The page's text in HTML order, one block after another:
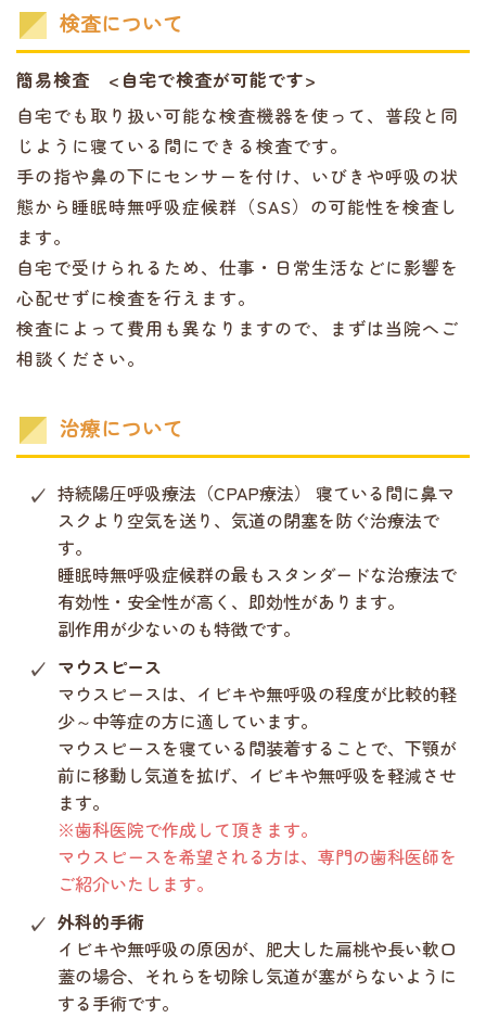
検査について
簡易検査 <自宅で検査が可能です>
自宅でも取り扱い可能な検査機器を使って、普段と同
じように寝ている間にできる検査です。
手の指や鼻の下にセンサーを付け、いびきや呼吸の状
態から睡眠時無呼吸症候群（SAS）の可能性を検査し
ます。
自宅で受けられるため、仕事・日常生活などに影響を
心配せずに検査を行えます。
検査によって費用も異なりますので、まずは当院へご
相談ください。
治療について
持続陽圧呼吸療法（CPAP療法） 寝ている間に鼻マ
スクより空気を送り、気道の閉塞を防ぐ治療法で
す。
睡眠時無呼吸症候群の最もスタンダードな治療法で
有効性・安全性が高く、即効性があります。
副作用が少ないのも特徴です。
マウスピース
マウスピースは、イビキや無呼吸の程度が比較的軽
少～中等症の方に適しています。
マウスピースを寝ている間装着することで、下顎が
前に移動し気道を拡げ、イビキや無呼吸を軽減させ
ます。
※歯科医院で作成して頂きます。
マウスピースを希望される方は、専門の歯科医師を
ご紹介いたします。
外科的手術
イビキや無呼吸の原因が、肥大した扁桃や長い軟口
蓋の場合、それらを切除し気道が塞がらないように
する手術です。